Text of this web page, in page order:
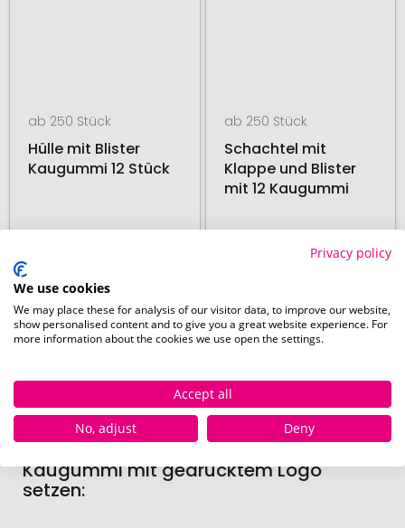
ab 250 Stück
Hülle mit Blister
Kaugummi 12 Stück
ab 250 Stück
Schachtel mit
Klappe und Blister
mit 12 Kaugummi
Passende Werbeartikel-Kategorien für
Unternehmen & Institutionen, die auf
Kaugummi mit gedrucktem Logo
setzen:
Privacy policy
We use cookies
We may place these for analysis of our visitor data, to improve our website,
show personalised content and to give you a great website experience. For
more information about the cookies we use open the settings.
Accept all
No, adjust
Deny